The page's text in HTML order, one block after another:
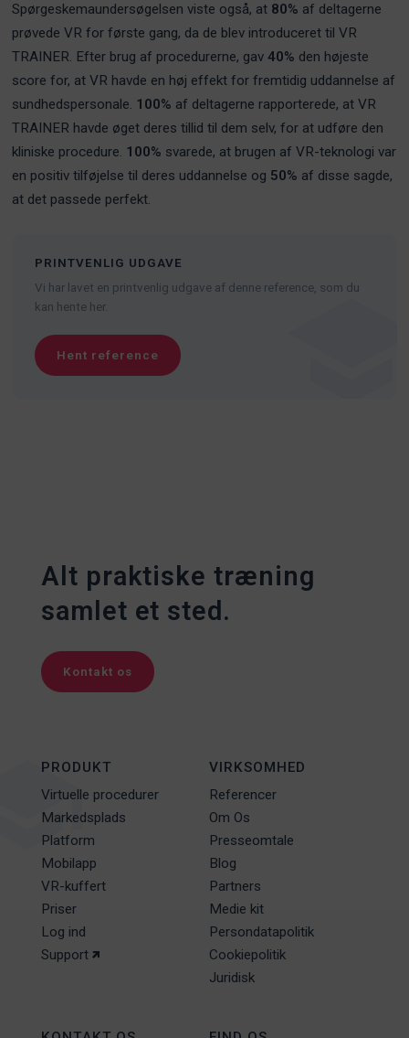
Spørgeskemaundersøgelsen viste også, at 80% af deltagerne
prøvede VR for første gang, da de blev introduceret til VR
TRAINER. Efter brug af procedurerne, gav40% den højeste
score for, at VR havde en høj effekt for fremtidig uddannelse af
sundhedspersonale. 100% af deltagerne rapporterede, at VR
TRAINER havde øget deres tillid til dem selv, for at udføre den
kliniske procedure. 100% svarede, at brugen af VR-teknologi var
en positiv tilføjelse til deres uddannelse og 50% af disse sagde,
at det passede perfekt.
PRINTVENLIG UDGAVE
Vi har lavet en printvenlig udgave af denne reference, som du
kan hente her.
Hent reference
Alt praktiske træning
samlet et sted.
Kontakt os
PRODUKT
Virtuelle procedurer
Markedsplads
Platform
Mobilapp
VR-kuffert
Priser
Log ind
Support
VIRKSOMHED
Referencer
Om Os
Presseomtale
Blog
Partners
Medie kit
Persondatapolitik
Cookiepolitik
Juridisk